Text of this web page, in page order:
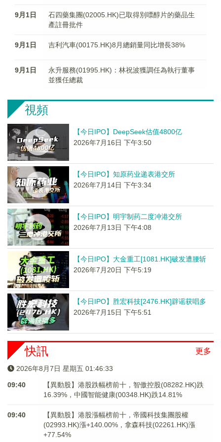
9月1日
石四藥集團(02005.HK)已取得別嘌醇片的藥品生
產註冊批件
9月1日 吉利汽車(00175.HK)8月總銷量同比增長38%
9月1日
永升服務(01995.HK)：林祝波獲調任為執行董事
並獲任總裁
視頻
【今日IPO】DeepSeek估值4800亿
2026年7月16日 下午3:50
【今日IPO】知原药业递表港交所
2026年7月14日 下午3:34
【今日IPO】明宇制药二度冲港交所
2026年7月13日 下午4:08
【今日IPO】大金重工[1081.HK]破发遭腰斩
2026年7月20日 下午5:19
【今日IPO】胜宏科技[2476.HK]辟谣获唱多
2026年7月15日 下午5:51
更多
快訊
2026年8月7日 星期五 01:46:33
09:40
【異動股】港股跌幅榜前十，智傲控股(08282.HK)跌
16.39%，中國智能健康(00348.HK)跌14.81%
09:40
【異動股】港股漲幅榜前十，帝國科技集團股權
(02993.HK)漲+140.00%，拿森科技(02261.HK)漲
+77.54%